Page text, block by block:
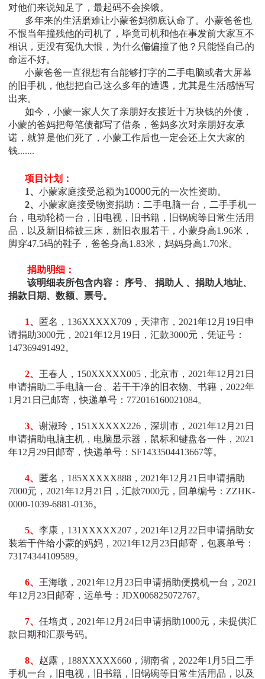
对他们来说知足了，最起码不会挨饿。
多年来的生活磨难让小蒙爸妈彻底认命了。小蒙爸爸也
不恨当年撞残他的司机了，毕竟司机和他在事发前大家互不
相识，更没有冤仇大恨，为什么偏偏撞了他？只能怪自己的
命运不好。
小蒙爸爸一直很想有台能够打字的二手电脑或者大屏幕
的旧手机，他想把自己这么多年的遭遇，尤其是生活感悟写
出来。
如今，小蒙一家人欠了亲朋好友接近十万块钱的外债，
小蒙的爸妈把每笔债都写了借条，爸妈多次对亲朋好友承
诺，就算是他们死了，小蒙工作后也一定会还上欠大家的
钱.......
项目计划：
1、 小蒙家庭接受总额为10000元的一次性资助。
2、 小蒙家庭接受物资捐助： 二手电脑一台，二手手机一
台， 电动轮椅一台，
旧电视，旧书籍，旧锅碗等日常生活用
品，以及 新旧棉被三床，新旧衣服若干，小蒙身高1.96米，
脚穿47.5码的鞋子，爸爸身高1.83米，妈妈身高1.70米。
捐助明细：
该明细表所包含内容： 序号、 捐助人 、捐助人地址、
捐款日期、数额、票号。
1、 匿名 ，136XXXXX709， 天津市，2021年12月19日申
请捐助3000元， 2021年12月19日，汇款3000元，凭证号：
147369491492。
2、 王春人 ，150XXXXX005，北京市，2021年12月21日
申请捐助二手电脑一台、若干干净的旧衣物、书籍，2022年
1月21日已邮寄，快递单号：772016160021084。
3、 谢淑玲 ，151XXXXX226，深圳 市，2021年12月21日
申请捐助电脑主机，电脑显示器，鼠标和键盘各一件，2021
年12月29日邮寄，快递单号：SF1433504413667等。
4、 匿名 ，185XXXXX888，2021年12月21日申请捐助
7000元，2021年12月21日，汇款7000元，回单编号：ZZHK-
0000-1039-6881-0136。
5、 李康，131XXXXX207，2021年12月22日申请捐助女
装若干件给小蒙的妈妈，2021年12月23日邮寄，包裹单号：
73174344109589。
6、 王海暾 ，2021年12月23日申请捐助便携机一台 ，2021
年12月23日邮寄，运单号：JDX006825072767。
7、 任培贞，2021年12月24日申请捐助1000元， 未提供汇
款日期和汇票号码。
8、 赵露 ，188XXXXX660， 湖南省，2022年1月5日 二手
手机一台，旧电视，旧书籍，旧锅碗等日常生活用品，以及